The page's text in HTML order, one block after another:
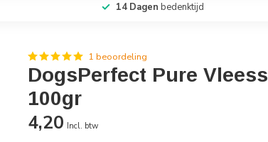
14 Dagen bedenktijd
1 beoordeling
DogsPerfect Pure
100gr
4,20 Incl. btw